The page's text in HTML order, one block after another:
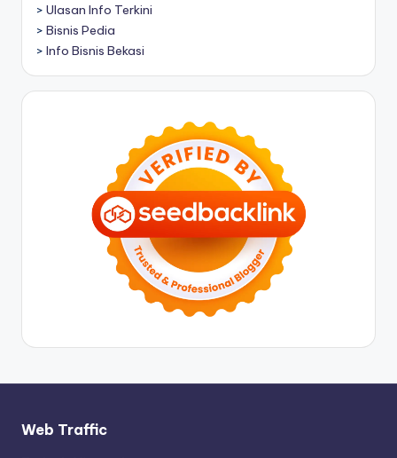
> Ulasan Info Terkini
> Bisnis Pedia
> Info Bisnis Bekasi
Web Traffic